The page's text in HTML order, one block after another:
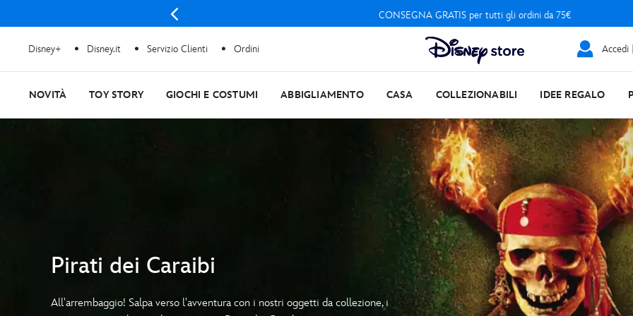
CONSEGNA GRATIS per tutti gli ordini da 75€
Disney+ Disney.it Servizio Clienti Ordini Accedi
NOVITÀ TOY STORY GIOCHI E COSTUMI ABBIGLIAMENTO CASA COLLEZIONABILI IDEE REGALO
Pirati dei Caraibi
All'arrembaggio! Salpa verso l'avventura con i nostri oggetti da collezione, i